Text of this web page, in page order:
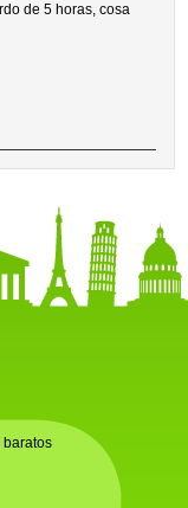
de 5 horas, cosa
baratos